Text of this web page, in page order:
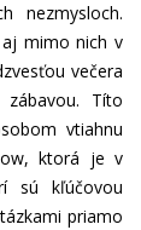
aj mimo nich v
večera
Títo
vtiahnu
ktorá je v
sú kľúčovou
priamo